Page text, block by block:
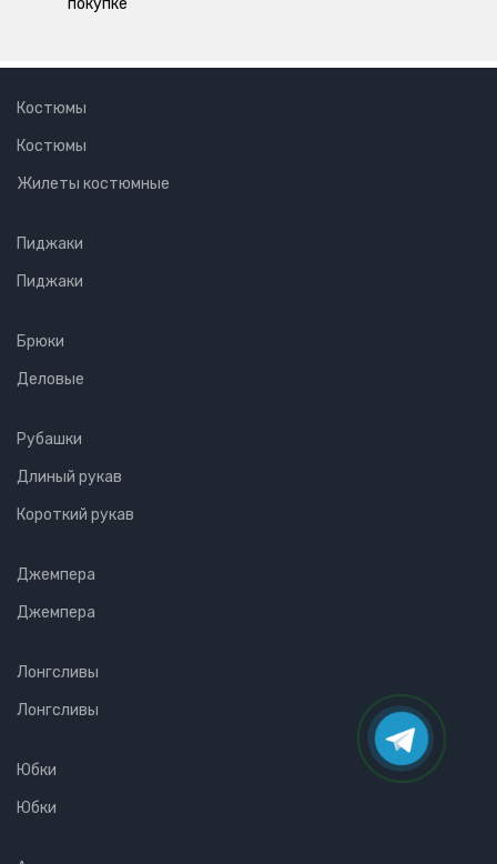
покупке
Костюмы
Костюмы
Жилеты костюмные
Пиджаки
Пиджаки
Брюки
Деловые
Рубашки
Длиный рукав
Короткий рукав
Джемпера
Джемпера
Лонгсливы
Лонгсливы
Юбки
Юбки